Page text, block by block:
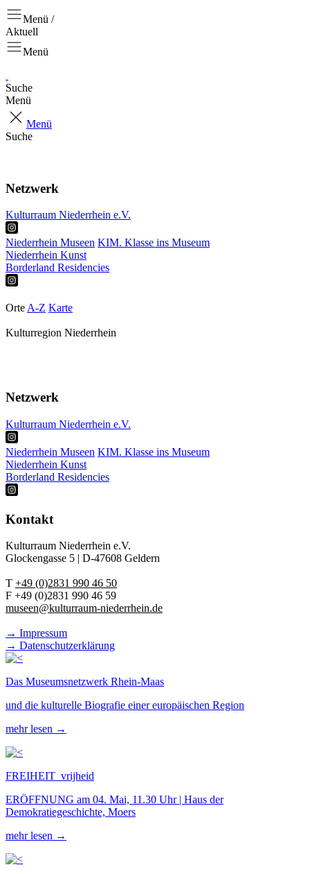
Menü /
Aktuell
Menü
Suche
Menü
Menü
Suche
Netzwerk
Kulturraum Niederrhein e.V.
Niederrhein Museen KIM. Klasse ins Museum
Niederrhein Kunst
Borderland Residencies
OrteA-Z Karte
Kulturregion Niederrhein
Netzwerk
Kulturraum Niederrhein e.V.
Niederrhein Museen KIM. Klasse ins Museum
Niederrhein Kunst
Borderland Residencies
Kontakt
Kulturraum Niederrhein e.V.
Glockengasse 5 | D-47608 Geldern
T +49 (0)2831 990 46 50
F +49 (0)2831 990 46 59
museen@kulturraum-niederrhein.de
→ Impressum
→ Datenschutzerklärung
Das Museumsnetzwerk Rhein-Maas
und die kulturelle Biografie einer europäischen Region
mehr lesen →
FREIHEIT_vrijheid
ERÖFFNUNG am 04. Mai, 11.30 Uhr | Haus der
Demokratiegeschichte, Moers
mehr lesen →